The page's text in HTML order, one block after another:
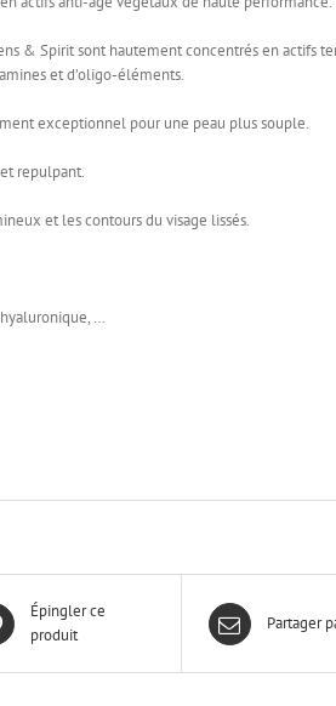
& Spirit sont hautement concentrés en actifs
et d’oligo-éléments.
exceptionnel pour une peau plus souple.
repulpant.
et les contours du visage lissés.
…
Épingler ce
produit
Partager